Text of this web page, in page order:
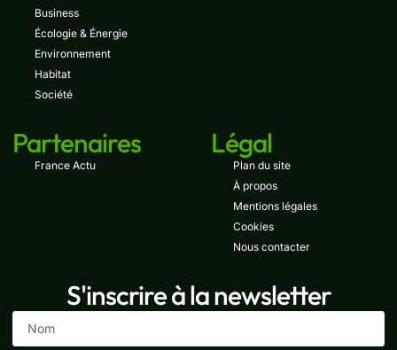
Business
Écologie & Énergie
Environnement
Habitat
Société
Partenaires
France Actu
Légal
Plan du site
À propos
Mentions légales
Cookies
Nous contacter
S'inscrire à la newsletter